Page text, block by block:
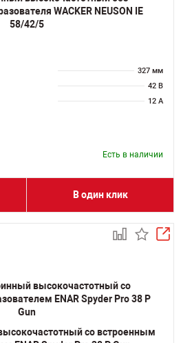
WACKER NEUSON IE
58/42/5
327 мм
42 В
12 А
Есть в наличии
В один клик
со встроенным